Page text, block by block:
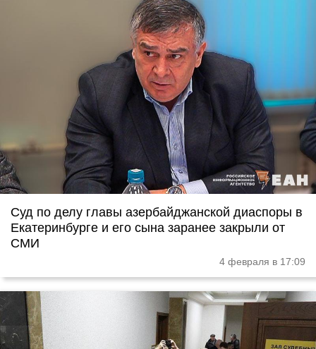
Суд по делу главы азербайджанской диаспоры в
Екатеринбурге и его сына заранее закрыли от
СМИ
4 февраля в 17:09